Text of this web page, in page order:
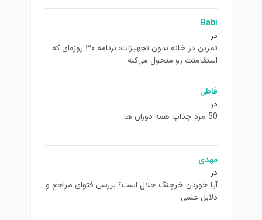
Babi
در
تمرین در خانه بدون تجهیزات: برنامه ۳۰ روزه‌ای که
استقامتت رو متحول می‌کنه
فاطی
در
50 مرد جذاب همه دوران ها
مهدی
در
آیا خوردن خرچنگ حلال است؟ بررسی فتوای مراجع و
دلایل علمی